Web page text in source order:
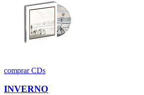
comprarCDs
INVERNO